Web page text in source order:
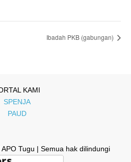
Ibadah PKB (gabungan)
KAMI
SPENJA
PAUD
Tugu | Semua hak dilindungi